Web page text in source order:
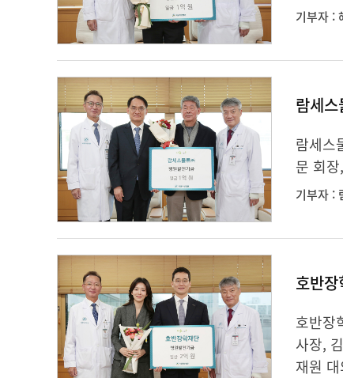
기부자 :
람세
람세스
문 회
기부자 :
호반
호반장
사장,
재원